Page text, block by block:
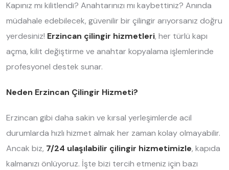
Kapınız mı kilitlendi? Anahtarınızı mı kaybettiniz? Anında
müdahale edebilecek, güvenilir bir çilingir arıyorsanız doğru
yerdesiniz! Erzincan çilingir hizmetleri, her türlü kapı
açma, kilit değiştirme ve anahtar kopyalama işlemlerinde
profesyonel destek sunar.
Neden Erzincan Çilingir Hizmeti?
Erzincan gibi daha sakin ve kırsal yerleşimlerde acil
durumlarda hızlı hizmet almak her zaman kolay olmayabilir.
Ancak biz, 7/24 ulaşılabilir çilingir hizmetimizle, kapıda
kalmanızı önlüyoruz. İşte bizi tercih etmeniz için bazı